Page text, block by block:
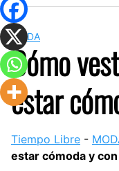
MODA
Cómo
estar
Tiempo Libre -
estar cómoda y